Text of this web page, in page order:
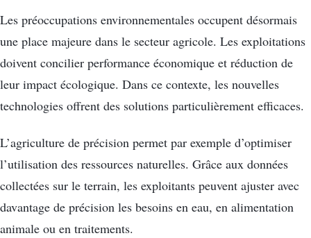
Les préoccupations environnementales occupent désormais
une place majeure dans le secteur agricole. Les exploitations
doivent concilier performance économique et réduction de
leur impact écologique. Dans ce contexte, les nouvelles
technologies offrent des solutions particulièrement efficaces.
L’agriculture de précision permet par exemple d’optimiser
l’utilisation des ressources naturelles. Grâce aux données
collectées sur le terrain, les exploitants peuvent ajuster avec
davantage de précision les besoins en eau, en alimentation
animale ou en traitements.